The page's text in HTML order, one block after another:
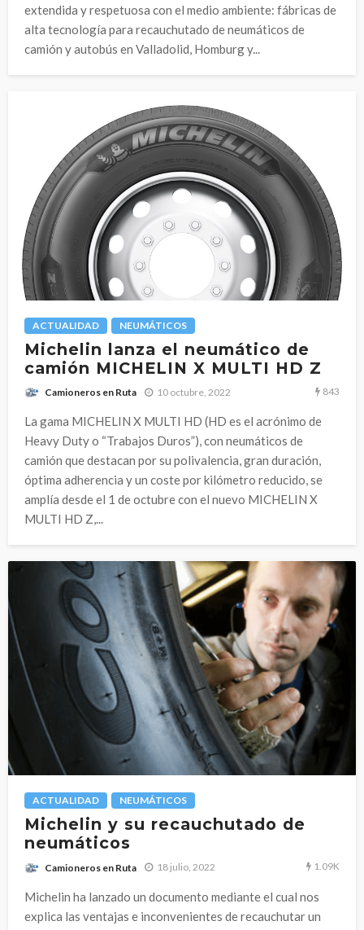
extendida y respetuosa con el medio ambiente: fábricas de
alta tecnología para recauchutado de neumáticos de
camión y autobús en Valladolid, Homburg y...
ACTUALIDAD NEUMÁTICOS
Michelin lanza el neumático de
camión MICHELIN X MULTI HD Z
Camioneros en Ruta 10 octubre, 2022 843
La gama MICHELIN X MULTI HD (HD es el acrónimo de
Heavy Duty o “Trabajos Duros”), con neumáticos de
camión que destacan por su polivalencia, gran duración,
óptima adherencia y un coste por kilómetro reducido, se
amplía desde el 1 de octubre con el nuevo MICHELIN X
MULTI HD Z,...
ACTUALIDAD NEUMÁTICOS
Michelin y su recauchutado de
neumáticos
Camioneros en Ruta 18 julio, 2022 1.09K
Michelin ha lanzado un documento mediante el cual nos
explica las ventajas e inconvenientes de recauchutar un